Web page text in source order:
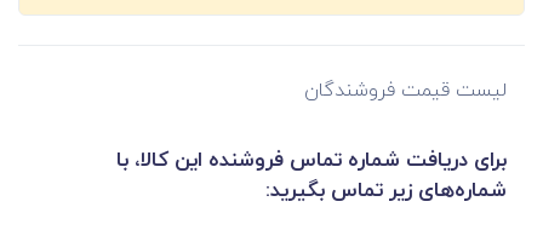
لیست قیمت فروشندگان
برای دریافت شماره تماس فروشنده این کالا، با
شماره‌های زیر تماس بگیرید: